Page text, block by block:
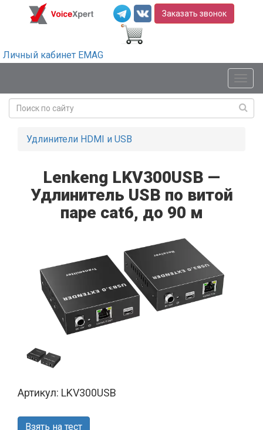
Заказать звонок
Личный кабинет EMAG
Удлинители HDMI и USB
Lenkeng LKV300USB —
Удлинитель USB по витой
паре cat6, до 90 м
Артикул: LKV300USB
Взять на тест